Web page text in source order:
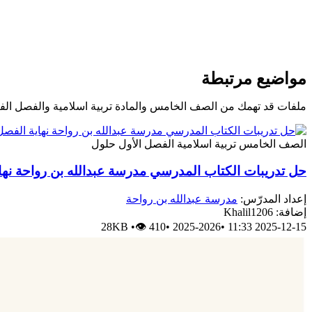
مواضيع مرتبطة
ملفات قد تهمك من الصف الخامس والمادة تربية اسلامية والفصل
الصف الخامس تربية اسلامية الفصل الأول حلول
حل تدريبات الكتاب المدرسي مدرسة عبدالله بن رواحة
إعداد المدرّس: مدرسة عبدالله بن رواحة
إضافة: Khalil1206
2025-12-15 11:33
•
2025-2026
•
28KB •👁 410